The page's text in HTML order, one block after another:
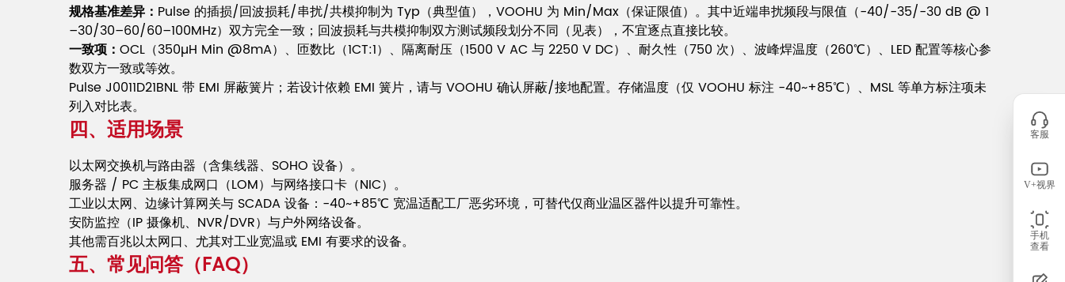
规格基准差异： Pulse 的插损/回波损耗/串扰/共模抑制为 Typ（典型值），VOOHU 为 Min/Max（保证限值）。其中近端串扰频段与限值（-40/-35/-30 dB @ 1
–30/30–60/60–100MHz）双方完全一致；回波损耗与共模抑制双方测试频段划分不同（见表），不宜逐点直接比较。
一致项： OCL（350µH Min @8mA）、匝数比（1CT:1）、隔离耐压（1500 V AC 与 2250 V DC）、耐久性（750 次）、波峰焊温度（260℃）、LED 配置等核心参
数双方一致或等效。
Pulse J0011D21BNL 带 EMI 屏蔽簧片；若设计依赖 EMI 簧片，请与 VOOHU 确认屏蔽/接地配置。存储温度（仅 VOOHU 标注 -40~+85℃）、MSL 等单方标注项未
列入对比表。
四、适用场景
以太网交换机与路由器（含集线器、SOHO 设备）。
服务器 / PC 主板集成网口（LOM）与网络接口卡（NIC）。
工业以太网、边缘计算网关与 SCADA 设备：-40~+85℃ 宽温适配工厂恶劣环境，可替代仅商业温区器件以提升可靠性。
安防监控（IP 摄像机、NVR/DVR）与户外网络设备。
其他需百兆以太网口、尤其对工业宽温或 EMI 有要求的设备。
五、常见问答（FAQ）
客服
V+视界
手机
查看